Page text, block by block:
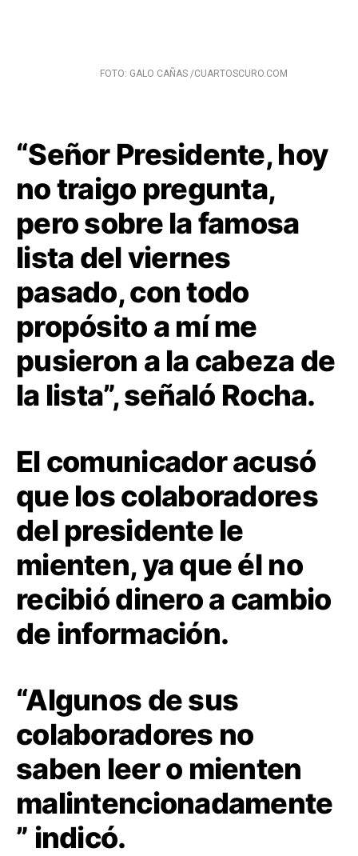
FOTO: GALO CAÑAS /CUARTOSCURO.COM
“Señor Presidente, hoy
no traigo pregunta,
pero sobre la famosa
lista del viernes
pasado, con todo
propósito a mí me
pusieron a la cabeza de
la lista”, señaló Rocha.
El comunicador acusó
que los colaboradores
del presidente le
mienten, ya que él no
recibió dinero a cambio
de información.
“Algunos de sus
colaboradores no
saben leer o mienten
malintencionadamente
” indicó.